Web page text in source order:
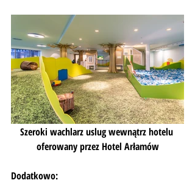
Szeroki wachlarz uslug wewnątrz hotelu
oferowany przez Hotel Arłamów
Dodatkowo: